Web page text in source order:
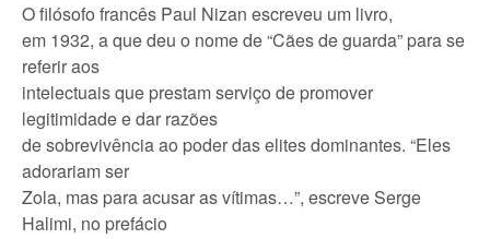
O filósofo francês Paul Nizan escreveu um livro,
em 1932, a que deu o nome de “Cães de guarda” para se
referir aos
intelectuais que prestam serviço de promover
legitimidade e dar razões
de sobrevivência ao poder das elites dominantes. “Eles
adorariam ser
Zola, mas para acusar as vítimas…”, escreve Serge
Halimi, no prefácio